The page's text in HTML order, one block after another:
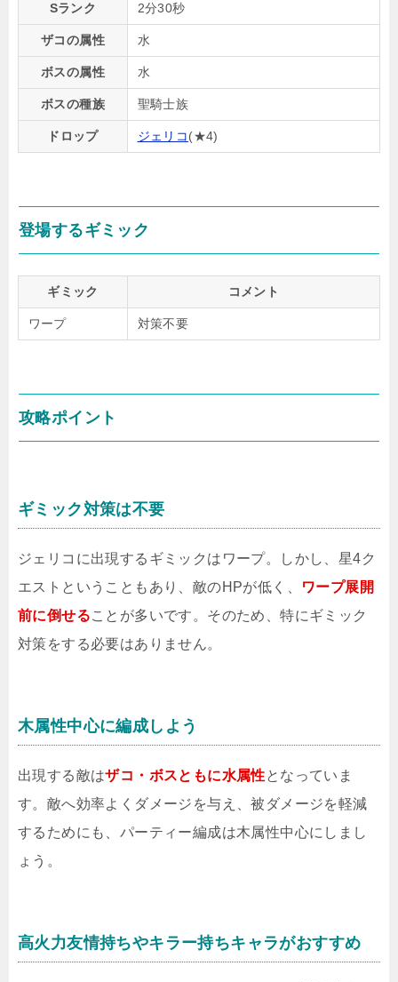
Sランク 2分30秒
ザコの属性 水
ボスの属性 水
ボスの種族 聖騎士族
ドロップ ジェリコ(★4)
登場するギミック
ギミック コメント
ワープ 対策不要
攻略ポイント
ギミック対策は不要
ジェリコに出現するギミックはワープ。しかし、星4ク
エストということもあり、敵のHPが低く、
ワープ展開
前に倒せることが多いです。そのため、特にギミック
対策をする必要はありません。
木属性中心に編成しよう
出現する敵はザコ・ボスともに水属性となっていま
す。敵へ効率よくダメージを与え、被ダメージを軽減
するためにも、パーティー編成は木属性中心にしまし
ょう。
高火力友情持ちやキラー持ちキャラがおすすめ